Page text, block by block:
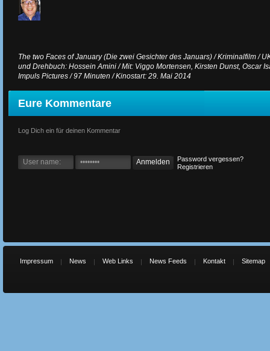
The two Faces of January (Die zwei Gesichter des Januars) / Kriminalfilm /
und Drehbuch: Hossein Amini / Mit: Viggo Mortensen, Kirsten Dunst, Oscar
Impuls Pictures / 97 Minuten / Kinostart: 29. Mai 2014
Eure Kommentare
Log Dich ein für deinen Kommentar
Password vergessen?
Registrieren
Impressum News Web Links News Feeds Kontakt Sitemap